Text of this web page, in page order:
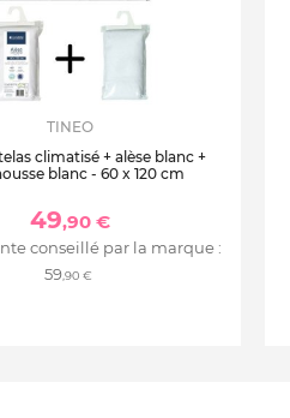
TINEO
climatisé + alèse blanc +
blanc - 60 x 120 cm
49,90 €
conseillé par la marque :
59,90 €